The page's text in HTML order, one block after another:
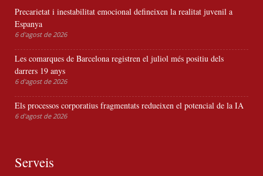
Precarietat i inestabilitat emocional defineixen la realitat juvenil a
Espanya
6 d'agost de 2026
Les comarques de Barcelona registren el juliol més positiu dels
darrers 19 anys
6 d'agost de 2026
Els processos corporatius fragmentats redueixen el potencial de la IA
6 d'agost de 2026
Serveis